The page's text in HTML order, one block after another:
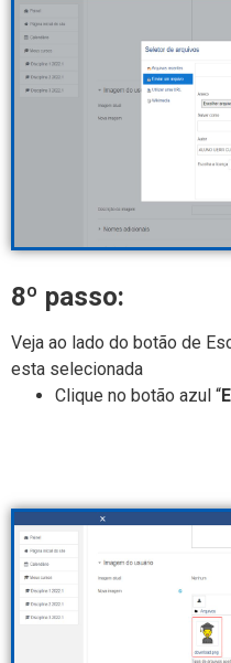
8º passo:
Veja ao lado do botão de
esta selecionada
Clique no botão azul “